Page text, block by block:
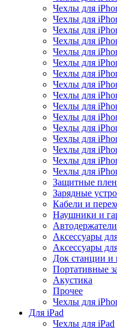
Чехлы для
Чехлы для
Чехлы для
Чехлы для
Чехлы для
Чехлы для
Чехлы для
Чехлы для
Чехлы для
Чехлы для
Чехлы для
Чехлы для
Чехлы для
Чехлы для
Чехлы для
Чехлы для
Защитные
Зарядные
Кабели и
Наушники и
Аксессуары
Аксессуары
Док станции и
Портативные
Акустика
Прочее
Чехлы для
Для iPad
Чехлы для iPad